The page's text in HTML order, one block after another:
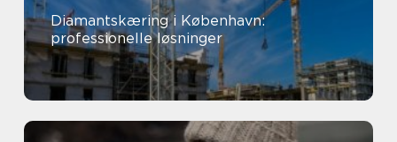
Diamantskæring i København:
professionelle løsninger